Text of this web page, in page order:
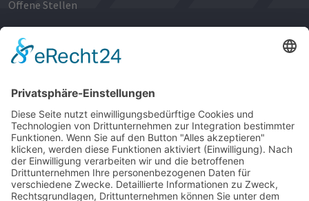
Offene Stellen
Bewerbungsprozess
Berufseinsteigende
Newsroom
News
Events
Media Center